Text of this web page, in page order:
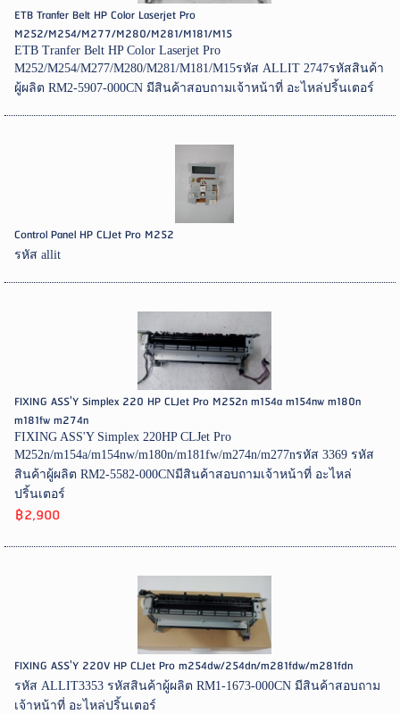
ETB Tranfer Belt HP Color Laserjet Pro
M252/M254/M277/M280/M281/M181/M15
ETB Tranfer Belt HP Color Laserjet Pro
M252/M254/M277/M280/M281/M181/M15รหัส ALLIT 2747รหัสสินค้า
ผู้ผลิต RM2-5907-000CN มีสินค้าสอบถามเจ้าหน้าที่ อะไหล่ปริ้นเตอร์
Control Panel HP CLJet Pro M252
รหัส allit
FIXING ASS'Y Simplex 220 HP CLJet Pro M252n m154a m154nw m180n
m181fw m274n
FIXING ASS'Y Simplex 220HP CLJet Pro
M252n/m154a/m154nw/m180n/m181fw/m274n/m277nรหัส 3369 รหัส
สินค้าผู้ผลิต RM2-5582-000CNมีสินค้าสอบถามเจ้าหน้าที่ อะไหล่
ปริ้นเตอร์
฿2,900
FIXING ASS'Y 220V HP CLJet Pro m254dw/254dn/m281fdw/m281fdn
รหัส ALLIT3353 รหัสสินค้าผู้ผลิต RM1-1673-000CN มีสินค้าสอบถาม
เจ้าหน้าที่ อะไหล่ปริ้นเตอร์